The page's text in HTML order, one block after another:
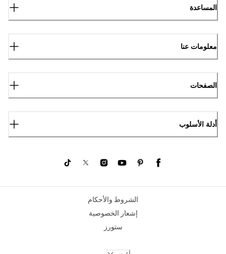
المساعدة
معلومات عنا
الصفحات
أدلة الأسلوب
الشروط والأحكام
إشعار الخصوصية
ستورز